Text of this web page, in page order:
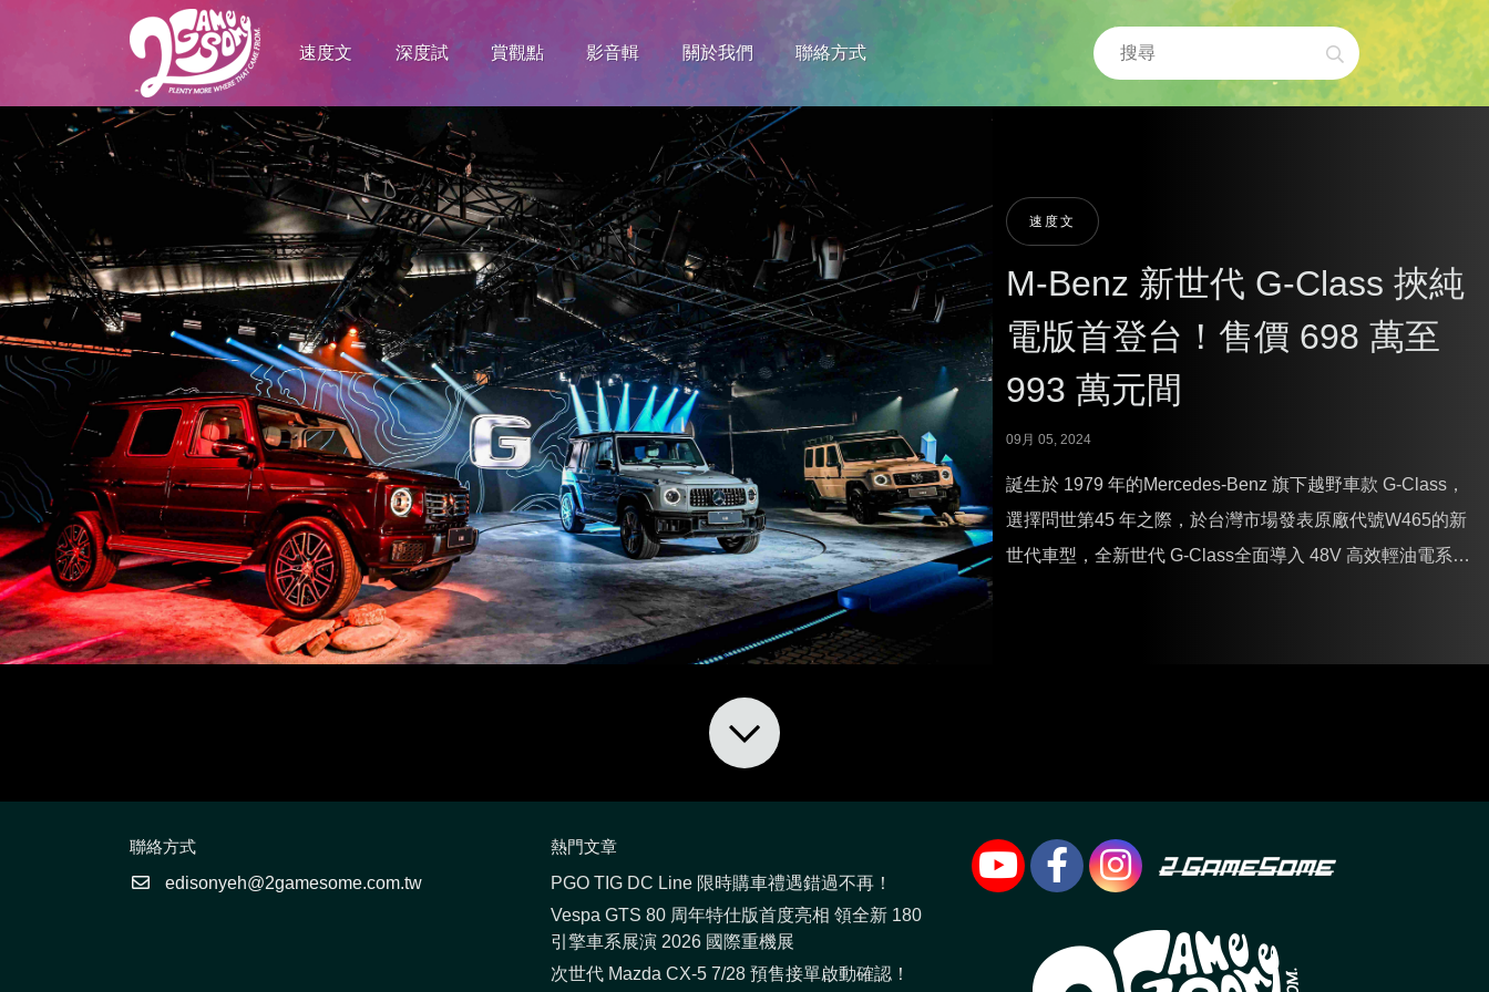
速度文 深度試 賞觀點 影音輯 關於我們 聯絡方式
速度文
M-Benz 新世代 G-Class 挾純
電版首登台！售價 698 萬至
993 萬元間
09月 05, 2024
誕生於 1979 年的Mercedes-Benz 旗下越野車款 G-Class，
選擇問世第45 年之際，於台灣市場發表原廠代號W465的新
世代車型，全新世代 G-Class全面導入 48V 高效輕油電系
別為 698 萬起、795 萬起，與 993 萬起。至於首度問世的純
聯絡方式
edisonyeh@2gamesome.com.tw
熱門文章
PGO TIG DC Line 限時購車禮遇錯過不再！
Vespa GTS 80 周年特仕版首度亮相 領全新 180
引擎車系展演 2026 國際重機展
次世代 Mazda CX-5 7/28 預售接單啟動確認！